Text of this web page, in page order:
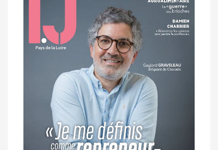
magazine